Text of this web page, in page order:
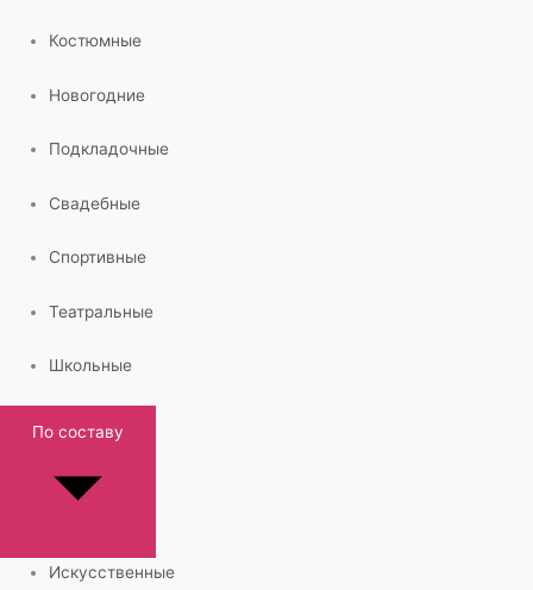
Костюмные
Новогодние
Подкладочные
Свадебные
Спортивные
Театральные
Школьные
По составу
Искусственные